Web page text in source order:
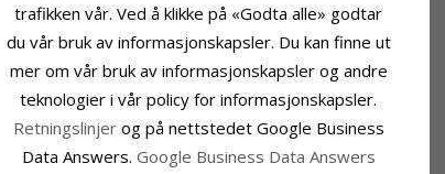
BESLEKTEDE PRODUKTER
trafikken vår. Ved å klikke på «Godta alle» godtar
du vår bruk av informasjonskapsler. Du kan finne ut
mer om vår bruk av informasjonskapsler og andre
teknologier i vår policy for informasjonskapsler.
Retningslinjer og på nettstedet Google Business
Data Answers. Google Business Data Answers